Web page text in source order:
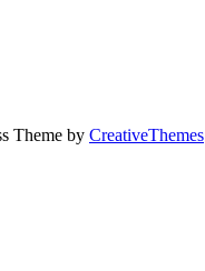
Theme by CreativeThemes